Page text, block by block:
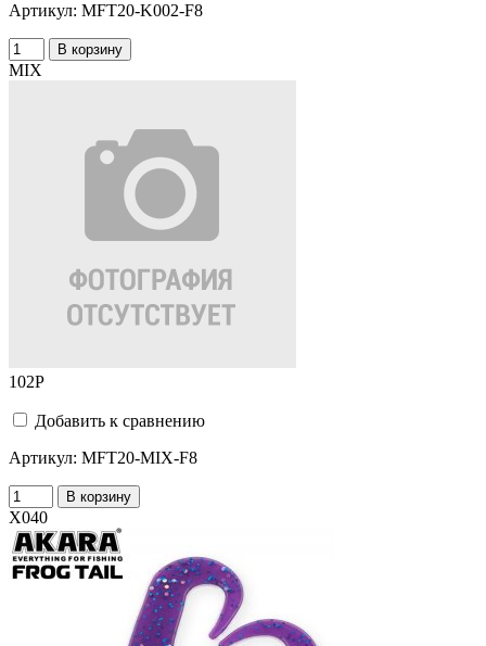
Артикул: MFT20-K002-F8
В корзину
MIX
102Р
Добавить к сравнению
Артикул: MFT20-MIX-F8
В корзину
X040